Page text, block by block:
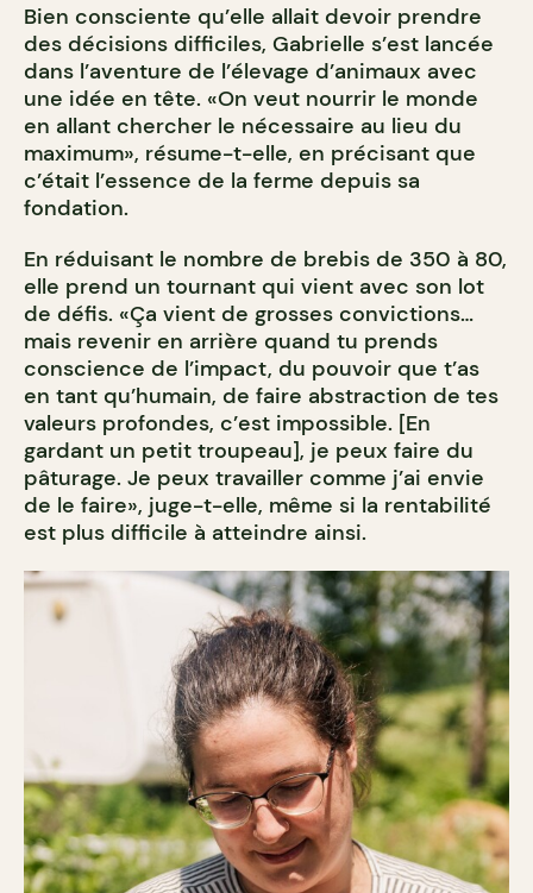
Bien consciente qu’elle allait devoir prendre
des décisions difficiles, Gabrielle s’est lancée
dans l’aventure de l’élevage d’animaux avec
une idée en tête. «On veut nourrir le monde
en allant chercher le nécessaire au lieu du
maximum», résume-t-elle, en précisant que
c’était l’essence de la ferme depuis sa
fondation.
En réduisant le nombre de brebis de 350 à 80,
elle prend un tournant qui vient avec son lot
de défis. «Ça vient de grosses convictions…
mais revenir en arrière quand tu prends
conscience de l’impact, du pouvoir que t’as
en tant qu’humain, de faire abstraction de tes
valeurs profondes, c’est impossible. [En
gardant un petit troupeau], je peux faire du
pâturage. Je peux travailler comme j’ai envie
de le faire», juge-t-elle, même si la rentabilité
est plus difficile à atteindre ainsi.